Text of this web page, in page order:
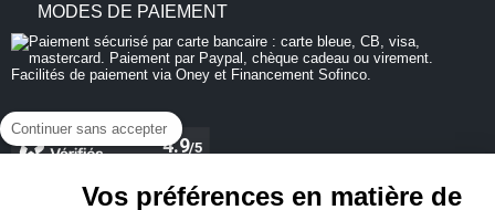
Continuer sans accepter
Vos préférences en matière de
MODES DE PAIEMENT